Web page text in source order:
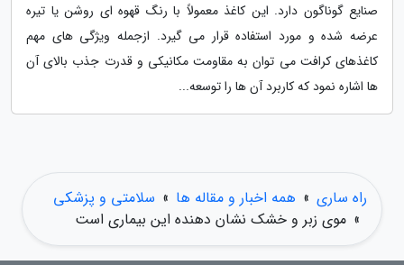
صنایع گوناگون دارد. این کاغذ معمولاً با رنگ قهوه ای روشن یا تیره
عرضه شده و مورد استفاده قرار می گیرد. ازجمله ویژگی های مهم
کاغذهای کرافت می توان به مقاومت مکانیکی و قدرت جذب بالای آن
ها اشاره نمود که کاربرد آن ها را توسعه...
راه ساری » همه اخبار و مقاله ها » سلامتی و پزشکی
» موی زبر و خشک نشان دهنده این بیماری است